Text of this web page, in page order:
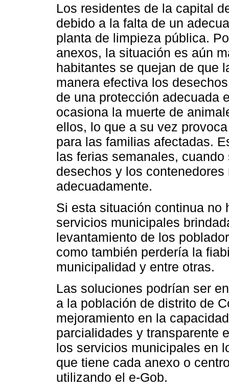
Los residentes de la capital
debido a la falta de un
planta de limpieza pública.
anexos, la situación es aún
habitantes se quejan de que
manera efectiva los
de una protección adecuada
ocasiona la muerte de
ellos, lo que a su vez
para las familias afectadas.
las ferias semanales,
desechos y los
adecuadamente.
Si esta situación continua no
servicios municipales
levantamiento de los
como también perdería la
municipalidad y entre otras.
Las soluciones podrían ser
a la población de distrito de
mejoramiento en la
parcialidades y transparente
los servicios municipales en
que tiene cada anexo o
utilizando el e-Gob.